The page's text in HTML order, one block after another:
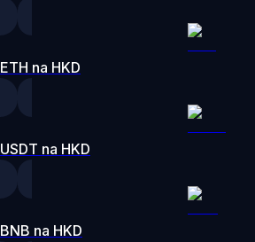
ETH na HKD
USDT na HKD
BNB na HKD